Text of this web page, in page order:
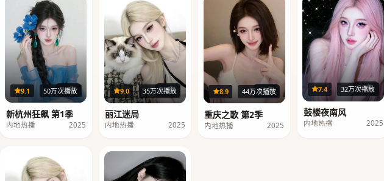
24集
9.1 50万次播放
新杭州狂飙 第1季
内地热播 2025
32集
9.0 35万次播放
丽江迷局
内地热播 2025
40集
8.9 44万次播放
重庆之歌 第2季
内地热播 2025
36集
7.4 32万次播放
鼓楼夜南风
内地热播 2025